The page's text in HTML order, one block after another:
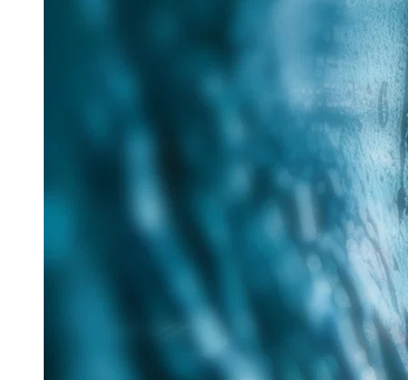
Im Rahmen des Messe-Mottos „Lösungen für eine
verantwortungsvolle Zukunft“ hat Tracto auf der IFAT
nachhaltige Verfahren für die zukunftsorientierte
Aquatech Amsterdam